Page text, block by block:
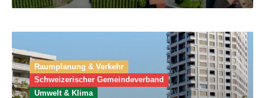
Raumplanung & Verkehr
Schweizerischer Gemeinde­verband
Umwelt & Klima